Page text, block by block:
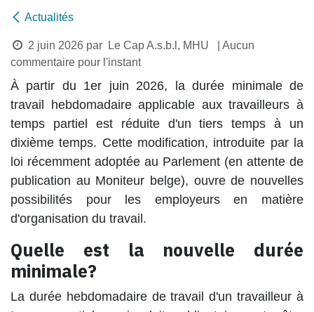
Actualités
2 juin 2026 par Le Cap A.s.b.l, MHU
| Aucun
commentaire pour l'instant
À partir du 1er juin 2026, la durée minimale de
travail hebdomadaire applicable aux travailleurs à
temps partiel est réduite d'un tiers temps à un
dixième temps. Cette modification, introduite par la
loi récemment adoptée au Parlement (en attente de
publication au Moniteur belge), ouvre de nouvelles
possibilités pour les employeurs en matière
d'organisation du travail.
Quelle est la nouvelle durée
minimale?
La durée hebdomadaire de travail d'un travailleur à